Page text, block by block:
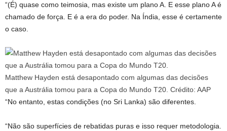
“(É) quase como teimosia, mas existe um plano A. E esse plano A é
chamado de força. E é a era do poder. Na Índia, esse é certamente
o caso.
Matthew Hayden está desapontado com algumas das decisões
que a Austrália tomou para a Copa do Mundo T20. Crédito: AAP
“No entanto, estas condições (no Sri Lanka) são diferentes.
“Não são superfícies de rebatidas puras e isso requer metodologia.